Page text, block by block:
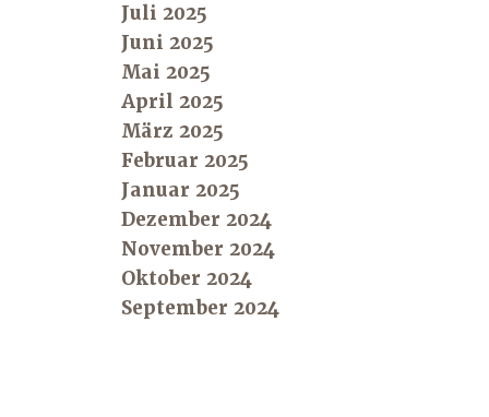
Juli 2025
Juni 2025
Mai 2025
April 2025
März 2025
Februar 2025
Januar 2025
Dezember 2024
November 2024
Oktober 2024
September 2024